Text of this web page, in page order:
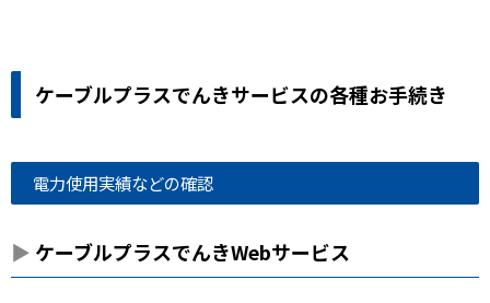
ケーブルプラスでんきサービスの各種お手続き
電力使用実績などの確認
ケーブルプラスでんきWebサービス